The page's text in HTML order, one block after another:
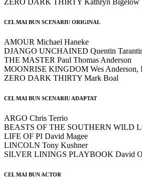
ZERO DARK THIRTY Kathryn Bigelow
CEL MAI BUN SCENARIU ORIGINAL
AMOUR Michael Haneke
DJANGO UNCHAINED Quentin
THE MASTER Paul Thomas Anderson
MOONRISE KINGDOM Wes Anderson,
ZERO DARK THIRTY Mark Boal
CEL MAI BUN SCENARIU ADAPTAT
ARGO Chris Terrio
BEASTS OF THE SOUTHERN WILD
LIFE OF PI David Magee
LINCOLN Tony Kushner
SILVER LININGS PLAYBOOK David
CEL MAI BUN ACTOR